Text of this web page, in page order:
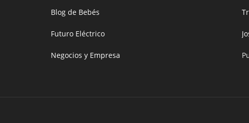
Blog de Bebés
Futuro Eléctrico
Negocios y Empresa